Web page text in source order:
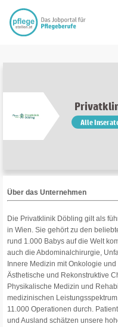
Alle
Über das Unternehmen
Die Privatklinik Döbling gilt als
in Wien. Sie gehört zu den
rund 1.000 Babys auf die Welt
auch die Abdominalchirurgie,
Innere Medizin mit Onkologie
Ästhetische und Rekonstruktive
Physikalische Medizin und
medizinischen
11.000 Operationen durch.
und Ausland schätzen unsere